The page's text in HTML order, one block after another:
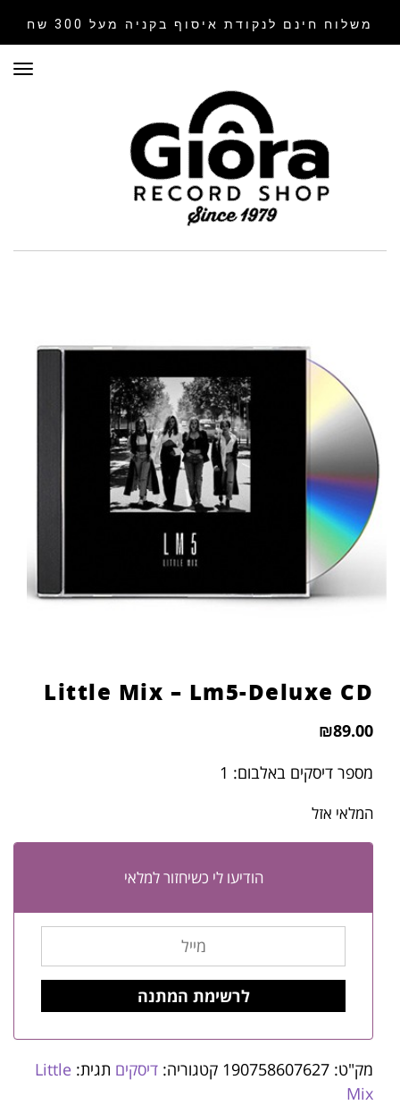
משלוח חינם לנקודת איסוף בקניה מעל 300 שח
Little Mix – Lm5-Deluxe CD
₪89.00
מספר דיסקים באלבום: 1
המלאי אזל
הודיעו לי כשיחזור למלאי
מק"ט: 190758607627 קטגוריה: דיסקים תגית: Little
Mix